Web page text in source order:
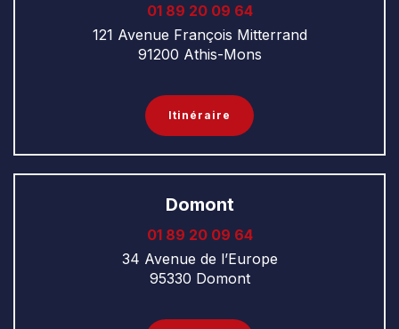
‭01 89 20 09 64
121 Avenue François Mitterrand
91200 Athis-Mons
Itinéraire
Domont
‭01 89 20 09 64
34 Avenue de l’Europe
95330 Domont